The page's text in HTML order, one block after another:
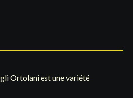
Ortolani est une variété